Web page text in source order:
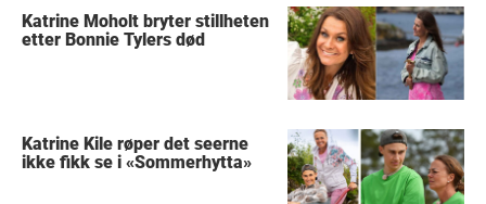
Katrine Moholt bryter stillheten
etter Bonnie Tylers død
Katrine Kile røper det seerne
ikke fikk se i «Sommerhytta»